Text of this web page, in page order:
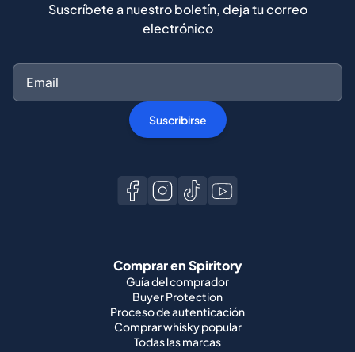
Suscríbete a nuestro boletín, deja tu correo
electrónico
Suscribirse
Comprar en Spiritory
Guía del comprador
Buyer Protection
Proceso de autenticación
Comprar whisky popular
Todas las marcas